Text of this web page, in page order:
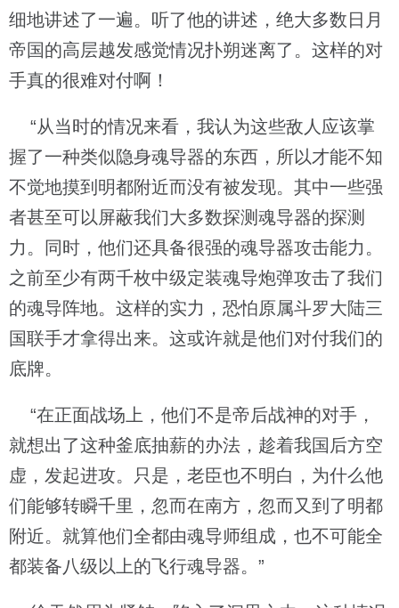
细地讲述了一遍。听了他的讲述，绝大多数日月
帝国的高层越发感觉情况扑朔迷离了。这样的对
手真的很难对付啊！
“从当时的情况来看，我认为这些敌人应该掌
握了一种类似隐身魂导器的东西，所以才能不知
不觉地摸到明都附近而没有被发现。其中一些强
者甚至可以屏蔽我们大多数探测魂导器的探测
力。同时，他们还具备很强的魂导器攻击能力。
之前至少有两千枚中级定装魂导炮弹攻击了我们
的魂导阵地。这样的实力，恐怕原属斗罗大陆三
国联手才拿得出来。这或许就是他们对付我们的
底牌。
“在正面战场上，他们不是帝后战神的对手，
就想出了这种釜底抽薪的办法，趁着我国后方空
虚，发起进攻。只是，老臣也不明白，为什么他
们能够转瞬千里，忽而在南方，忽而又到了明都
附近。就算他们全都由魂导师组成，也不可能全
都装备八级以上的飞行魂导器。”